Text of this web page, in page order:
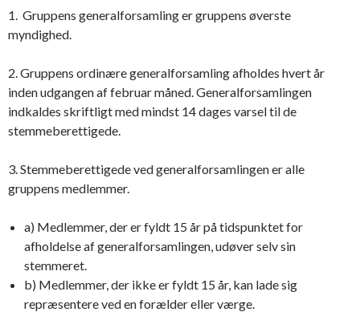
1. Gruppens generalforsamling er gruppens øverste
myndighed.
2. Gruppens ordinære generalforsamling afholdes hvert år
inden udgangen af februar måned. Generalforsamlingen
indkaldes skriftligt med mindst 14 dages varsel til de
stemmeberettigede.
3. Stemmeberettigede ved generalforsamlingen er alle
gruppens medlemmer.
a) Medlemmer, der er fyldt 15 år på tidspunktet for
afholdelse af generalforsamlingen, udøver selv sin
stemmeret.
b) Medlemmer, der ikke er fyldt 15 år, kan lade sig
repræsentere ved en forælder eller værge.